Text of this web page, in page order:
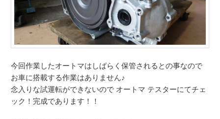
今回作業したオートマはしばらく保管されるとの事なので
お車に搭載する作業はありません♪
念入りな試運転ができないので オートマ テスターにてチェ
ック！完成であります！！